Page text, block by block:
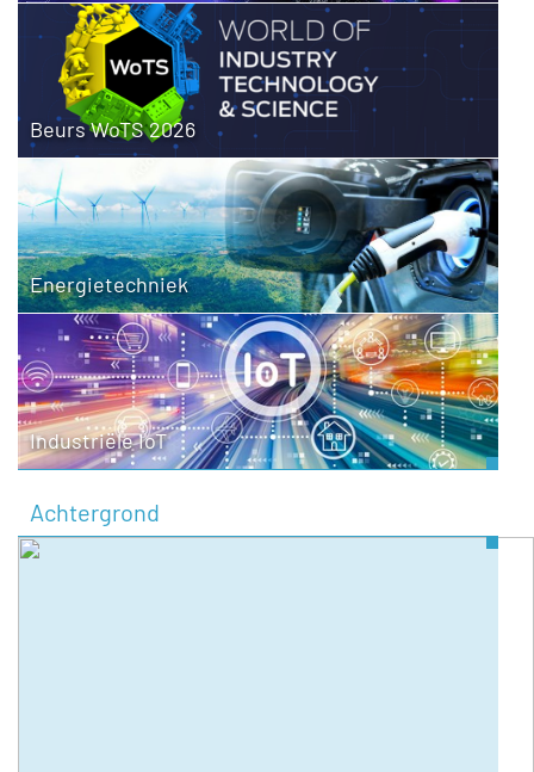
Beurs WoTS 2026
Energietechniek
Industriële IoT
Achtergrond